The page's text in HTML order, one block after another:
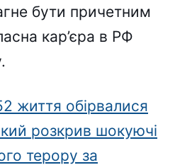
бути причетним
кар’єра в РФ
життя обірвалися
розкрив шокуючі
терору за